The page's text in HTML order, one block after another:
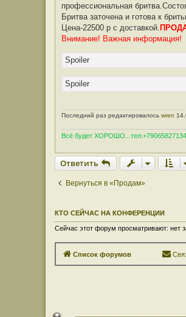
профессиональная
Бритва заточена и готова к
Цена-22500 р с доставкой.
Внимание! Важная информация!
Spoiler
Spoiler
Последний раз редактировалось wren
Всё будет ХОРОШО...тел:+79065827134
Ответить
Вернуться в «Продам»
КТО СЕЙЧАС НА КОНФЕРЕНЦИИ
Сейчас этот форум просматривают: нет
Список форумов